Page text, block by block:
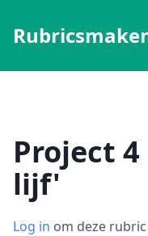
Project
lijf'
Log in om deze